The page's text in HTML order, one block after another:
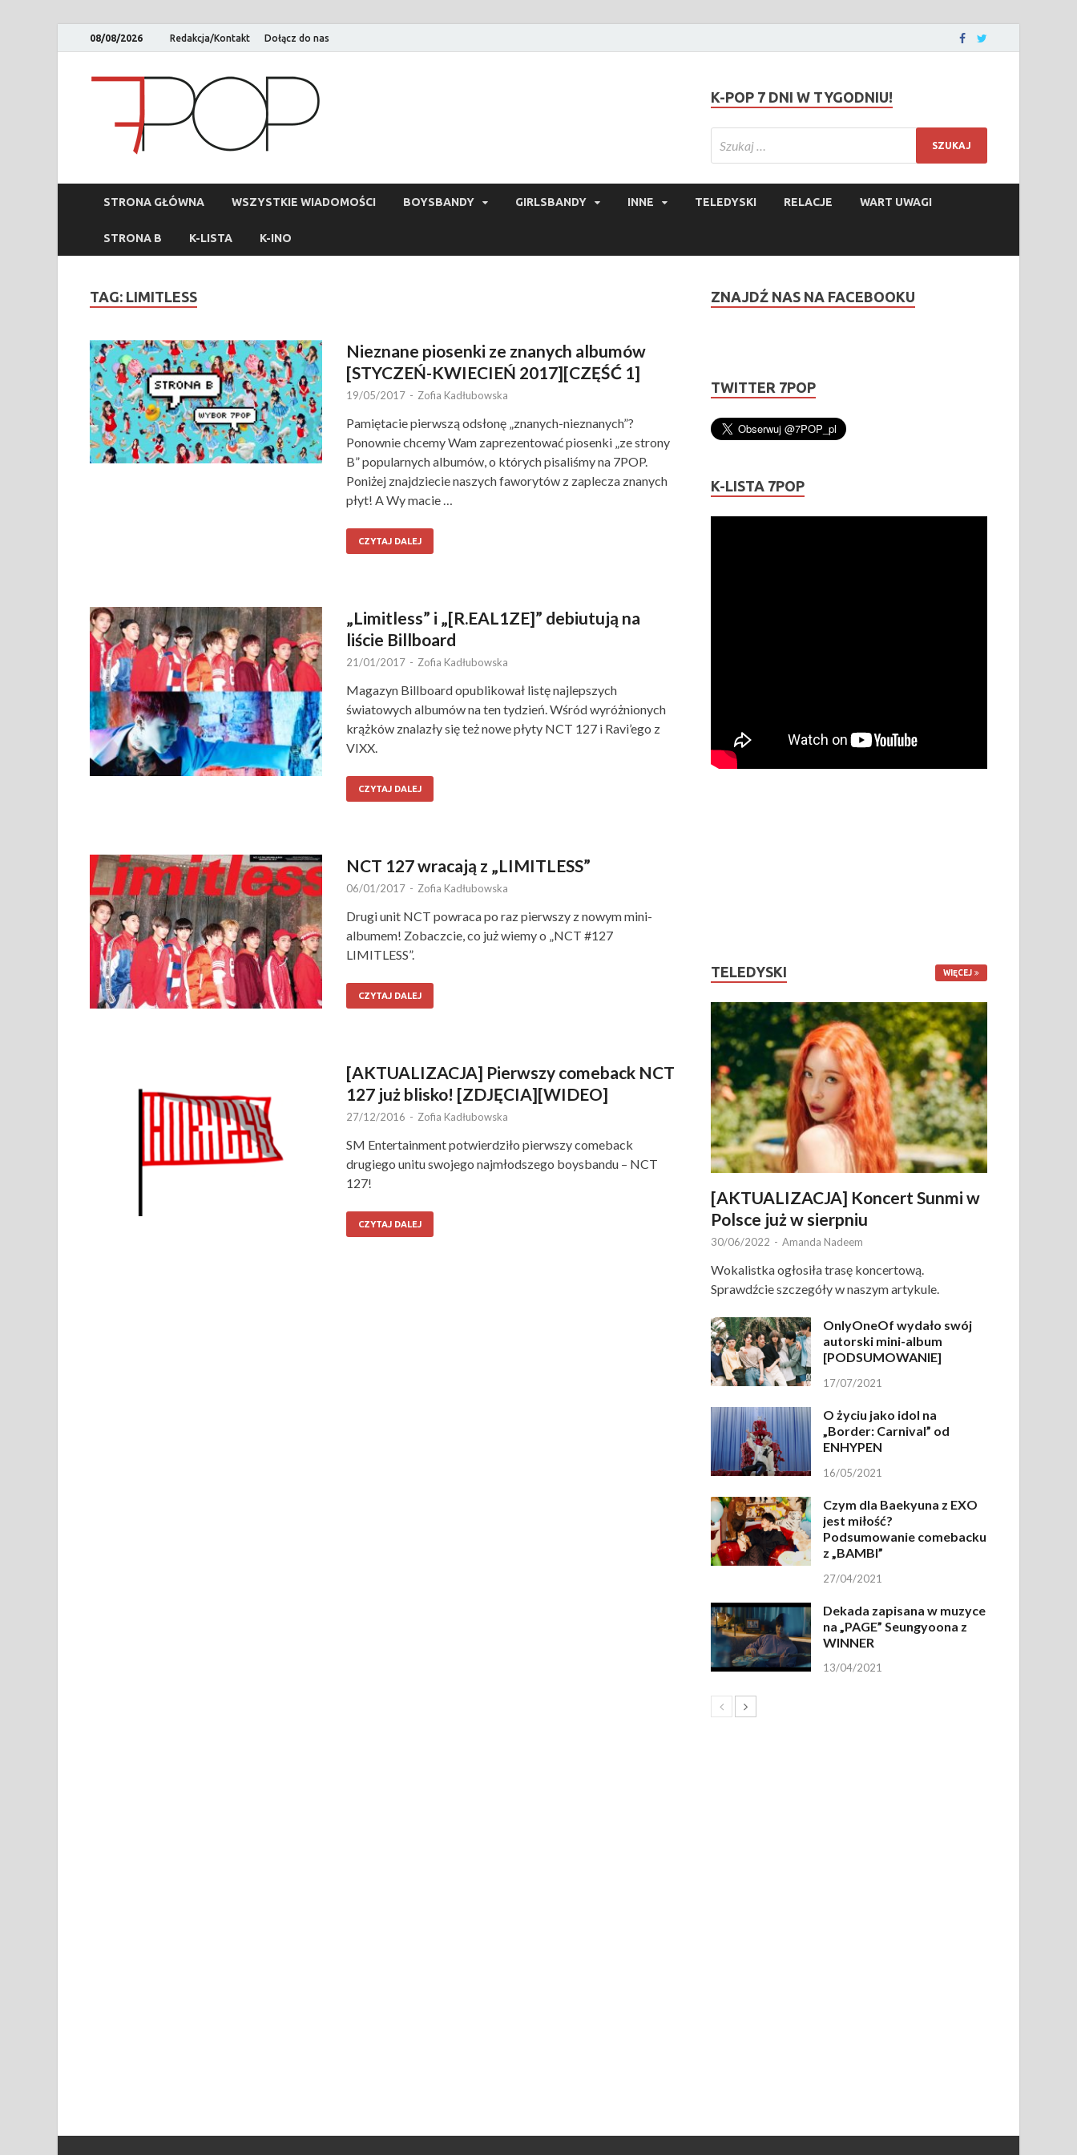
08/08/2026 Redakcja/Kontakt Dołącz do nas
K-POP 7 DNI W TYGODNIU!
STRONA GŁÓWNA WSZYSTKIE WIADOMOŚCI BOYSBANDY GIRLSBANDY INNE TELEDYSKI RELACJE WART UWAGI
STRONA B K-LISTA K-INO
TAG: LIMITLESS
Nieznane piosenki ze znanych albumów
[STYCZEŃ-KWIECIEŃ 2017][CZĘŚĆ 1]
19/05/2017 - Zofia Kadłubowska
Pamiętacie pierwszą odsłonę „znanych-nieznanych”?
Ponownie chcemy Wam zaprezentować piosenki „ze strony
B” popularnych albumów, o których pisaliśmy na 7POP.
Poniżej znajdziecie naszych faworytów z zaplecza znanych
płyt! A Wy macie …
CZYTAJ DALEJ
„Limitless” i „[R.EAL1ZE]” debiutują na
liście Billboard
21/01/2017 - Zofia Kadłubowska
Magazyn Billboard opublikował listę najlepszych
światowych albumów na ten tydzień. Wśród wyróżnionych
krążków znalazły się też nowe płyty NCT 127 i Ravi’ego z
VIXX.
CZYTAJ DALEJ
NCT 127 wracają z „LIMITLESS”
06/01/2017 - Zofia Kadłubowska
Drugi unit NCT powraca po raz pierwszy z nowym mini-
albumem! Zobaczcie, co już wiemy o „NCT #127
LIMITLESS”.
CZYTAJ DALEJ
[AKTUALIZACJA] Pierwszy comeback NCT
127 już blisko! [ZDJĘCIA][WIDEO]
27/12/2016 - Zofia Kadłubowska
SM Entertainment potwierdziło pierwszy comeback
drugiego unitu swojego najmłodszego boysbandu – NCT
127!
CZYTAJ DALEJ
ZNAJDŹ NAS NA FACEBOOKU
TWITTER 7POP
K-LISTA 7POP
TELEDYSKI WIĘCEJ
[AKTUALIZACJA] Koncert Sunmi w
Polsce już w sierpniu
30/06/2022 - Amanda Nadeem
Wokalistka ogłosiła trasę koncertową.
Sprawdźcie szczegóły w naszym artykule.
OnlyOneOf wydało swój
autorski mini-album
[PODSUMOWANIE]
17/07/2021
O życiu jako idol na
„Border: Carnival” od
ENHYPEN
16/05/2021
Czym dla Baekyuna z EXO
jest miłość?
Podsumowanie comebacku
z „BAMBI”
27/04/2021
Dekada zapisana w muzyce
na „PAGE” Seungyoona z
WINNER
13/04/2021